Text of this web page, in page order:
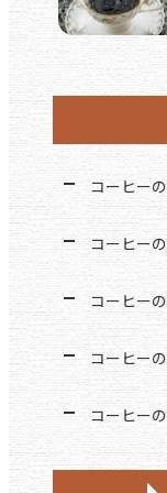
コーヒー
コーヒー
コーヒー
コーヒー
コーヒー